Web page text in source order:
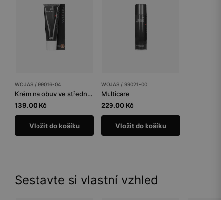
WOJAS / 99016-04
Krém na obuv ve středně hnědé barvě
139.00 Kč
Vložit do košíku
WOJAS / 99021-00
Multicare
229.00 Kč
Vložit do košíku
Sestavte si vlastní vzhled